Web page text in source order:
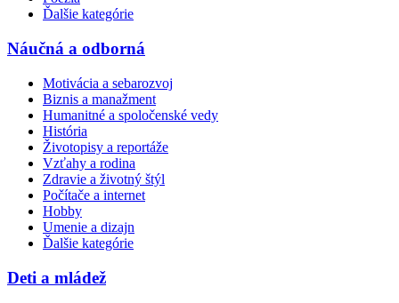
Ďalšie kategórie
Náučná a odborná
Motivácia a sebarozvoj
Biznis a manažment
Humanitné a spoločenské vedy
História
Životopisy a reportáže
Vzťahy a rodina
Zdravie a životný štýl
Počítače a internet
Hobby
Umenie a dizajn
Ďalšie kategórie
Deti a mládež